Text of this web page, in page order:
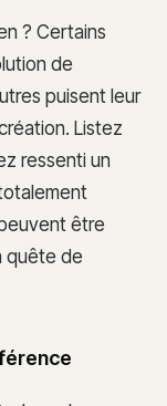
? Certains
de
puisent leur
Listez
ressenti un
être
quête de